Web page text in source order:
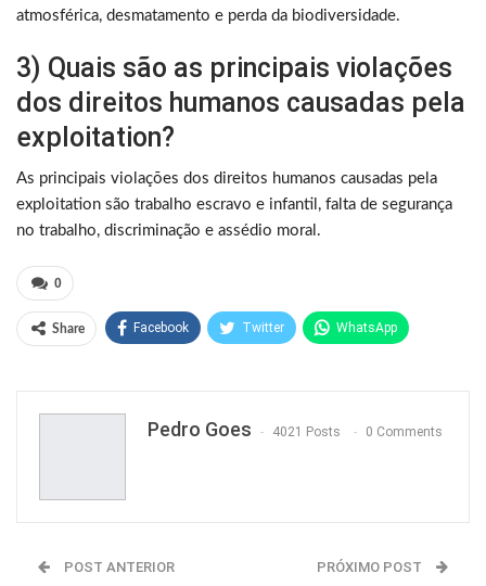
atmosférica, desmatamento e perda da biodiversidade.
3) Quais são as principais violações
dos direitos humanos causadas pela
exploitation?
As principais violações dos direitos humanos causadas pela
exploitation são trabalho escravo e infantil, falta de segurança
no trabalho, discriminação e assédio moral.
0
Share Facebook Twitter WhatsApp
Pedro Goes 4021 Posts 0 Comments
POST ANTERIOR PRÓXIMO POST